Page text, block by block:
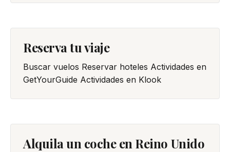
Reserva tu viaje
Buscar vuelos Reservar hoteles Actividades en
GetYourGuide Actividades en Klook
Alquila un coche en Reino Unido